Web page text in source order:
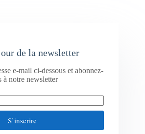
de la newsletter
e-mail ci-dessous et abonnez-
à notre newsletter
S’inscrire